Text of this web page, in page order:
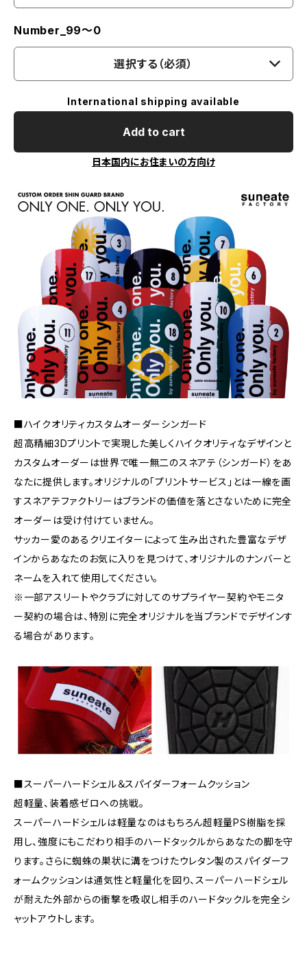
Number_99〜0
選択する（必須）
International shipping available
Add to cart
日本国内にお住まいの方向け
■ハイクオリティカスタムオーダーシンガード
超高精細3Dプリントで実現した美しくハイクオリティなデザインと
カスタムオーダーは世界で唯一無二のスネアテ（シンガード）をあ
なたに提供します。オリジナルの「プリントサービス」とは一線を画
すスネアテファクトリーはブランドの価値を落とさないために完全
オーダーは受け付けていません。
サッカー愛のあるクリエイターによって生み出された豊富なデザ
インからあなたのお気に入りを見つけて、オリジナルのナンバーと
ネームを入れて使用してください。
※一部アスリートやクラブに対してのサプライヤー契約やモニタ
ー契約の場合は、特別に完全オリジナルを当ブランドでデザインす
る場合があります。
■スーパーハードシェル＆スパイダーフォームクッション
超軽量、装着感ゼロへの挑戦。
スーパーハードシェルは軽量なのはもちろん超軽量PS樹脂を採
用し、強度にもこだわり相手のハードタックルからあなたの脚を守
ります。さらに蜘蛛の巣状に溝をつけたウレタン製のスパイダーフ
ォームクッションは通気性と軽量化を図り、スーパーハードシェル
が耐えた外部からの衝撃を吸収し相手のハードタックルを完全シ
ャットアウトします。